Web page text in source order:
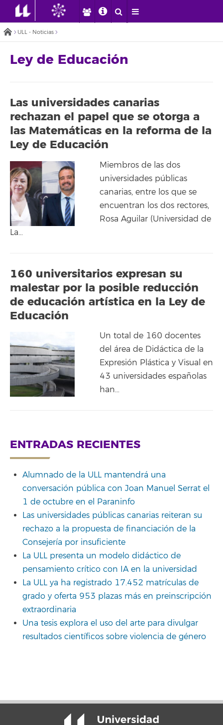
ULL - Noticias
Ley de Educación
Las universidades canarias
rechazan el papel que se otorga a
las Matemáticas en la reforma de la
Ley de Educación
Miembros de las dos
universidades públicas
canarias, entre los que se
encuentran los dos rectores,
Rosa Aguilar (Universidad de
La…
160 universitarios expresan su
malestar por la posible reducción
de educación artística en la Ley de
Educación
Un total de 160 docentes
del área de Didáctica de la
Expresión Plástica y Visual en
43 universidades españolas
han…
ENTRADAS RECIENTES
Alumnado de la ULL mantendrá una
conversación pública con Joan Manuel Serrat el
1 de octubre en el Paraninfo
Las universidades públicas canarias reiteran su
rechazo a la propuesta de financiación de la
Consejería por insuficiente
La ULL presenta un modelo didáctico de
pensamiento crítico con IA en la universidad
La ULL ya ha registrado 17.452 matrículas de
grado y oferta 953 plazas más en preinscripción
extraordinaria
Una tesis explora el uso del arte para divulgar
resultados científicos sobre violencia de género